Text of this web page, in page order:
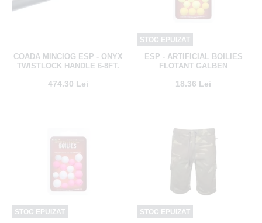
COADA MINCIOG ESP - ONYX
TWISTLOCK HANDLE 6-8FT.
474.30 Lei
STOC EPUIZAT
ESP - ARTIFICIAL BOILIES
FLOTANT GALBEN
18.36 Lei
STOC EPUIZAT STOC EPUIZAT